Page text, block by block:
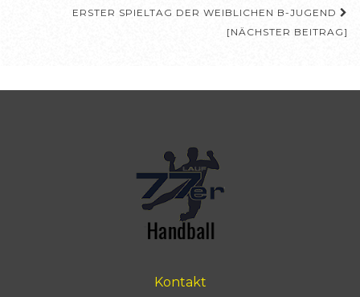
ERSTER SPIELTAG DER WEIBLICHEN B-JUGEND
[NÄCHSTER BEITRAG]
Kontakt